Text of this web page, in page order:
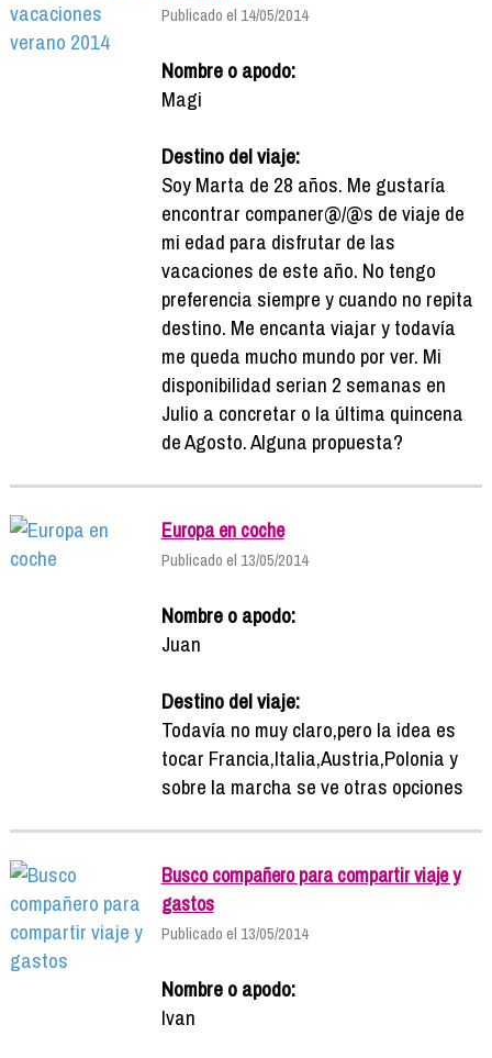
Publicado el 14/05/2014
Nombre o apodo:
Magi
Destino del viaje:
Soy Marta de 28 años. Me gustaría
encontrar companer@/@s de viaje de
mi edad para disfrutar de las
vacaciones de este año. No tengo
preferencia siempre y cuando no repita
destino. Me encanta viajar y todavía
me queda mucho mundo por ver. Mi
disponibilidad serian 2 semanas en
Julio a concretar o la última quincena
de Agosto. Alguna propuesta?
Europa en coche
Publicado el 13/05/2014
Nombre o apodo:
Juan
Destino del viaje:
Todavía no muy claro,pero la idea es
tocar Francia,Italia,Austria,Polonia y
sobre la marcha se ve otras opciones
Busco compañero para compartir viaje y
gastos
Publicado el 13/05/2014
Nombre o apodo:
Ivan